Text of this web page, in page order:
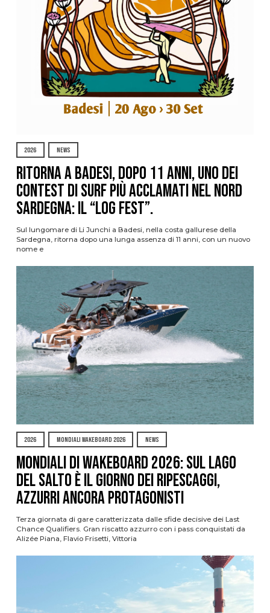
2026 NEWS
Ritorna a Badesi, dopo 11 anni, uno dei
contest di surf più acclamati nel nord
Sardegna: il “Log Fest”.
Sul lungomare di Li Junchi a Badesi, nella costa gallurese della
Sardegna, ritorna dopo una lunga assenza di 11 anni, con un nuovo
nome e
2026 MONDIALI WAKEBOARD 2026 NEWS
Mondiali di Wakeboard 2026: sul Lago
del Salto è il giorno dei ripescaggi,
azzurri ancora protagonisti
Terza giornata di gare caratterizzata dalle sfide decisive dei Last
Chance Qualifiers. Gran riscatto azzurro con i pass conquistati da
Alizée Piana, Flavio Frisetti, Vittoria